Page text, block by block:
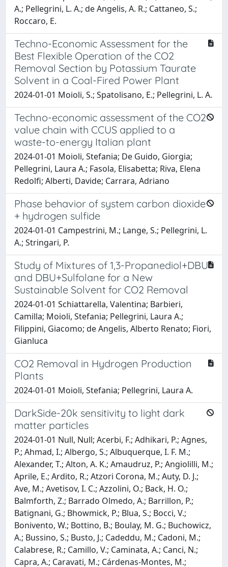
A.; Pellegrini, L. A.; de Angelis, A. R.; Cattaneo, S.;
Roccaro, E.
Techno-Economic Assessment for the
Best Flexible Operation of the CO2
Removal Section by Potassium Taurate
Solvent in a Coal-Fired Power Plant
2024-01-01 Moioli, S.; Spatolisano, E.; Pellegrini, L. A.
Techno-economic assessment of the CO2
value chain with CCUS applied to a
waste-to-energy Italian plant
2024-01-01 Moioli, Stefania; De Guido, Giorgia;
Pellegrini, Laura A.; Fasola, Elisabetta; Riva, Elena
Redolfi; Alberti, Davide; Carrara, Adriano
Phase behavior of system carbon dioxide
+ hydrogen sulfide
2024-01-01 Campestrini, M.; Lange, S.; Pellegrini, L.
A.; Stringari, P.
Study of Mixtures of 1,3-Propanediol+DBU
and DBU+Sulfolane for a New
Sustainable Solvent for CO2 Removal
2024-01-01 Schiattarella, Valentina; Barbieri,
Camilla; Moioli, Stefania; Pellegrini, Laura A.;
Filippini, Giacomo; de Angelis, Alberto Renato; Fiori,
Gianluca
CO2 Removal in Hydrogen Production
Plants
2024-01-01 Moioli, Stefania; Pellegrini, Laura A.
DarkSide-20k sensitivity to light dark
matter particles
2024-01-01 Null, Null; Acerbi, F.; Adhikari, P.; Agnes,
P.; Ahmad, I.; Albergo, S.; Albuquerque, I. F. M.;
Alexander, T.; Alton, A. K.; Amaudruz, P.; Angiolilli, M.;
Aprile, E.; Ardito, R.; Atzori Corona, M.; Auty, D. J.;
Ave, M.; Avetisov, I. C.; Azzolini, O.; Back, H. O.;
Balmforth, Z.; Barrado Olmedo, A.; Barrillon, P.;
Batignani, G.; Bhowmick, P.; Blua, S.; Bocci, V.;
Bonivento, W.; Bottino, B.; Boulay, M. G.; Buchowicz,
A.; Bussino, S.; Busto, J.; Cadeddu, M.; Cadoni, M.;
Calabrese, R.; Camillo, V.; Caminata, A.; Canci, N.;
Capra, A.; Caravati, M.; Cárdenas-Montes, M.;